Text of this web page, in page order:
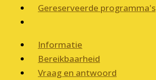
Gereserveerde programma's
Informatie
Bereikbaarheid
Vraag en antwoord